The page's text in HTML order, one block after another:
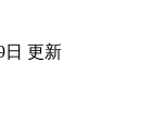
日 更新